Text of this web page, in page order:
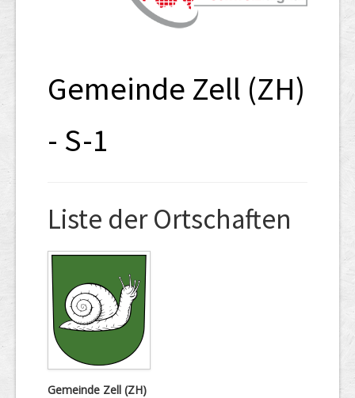
Gemeinde Zell (ZH)
- S-1
Liste der Ortschaften
Gemeinde Zell (ZH)